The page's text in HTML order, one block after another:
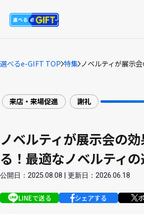
選べるe-GIFT TOP 特集 ノベルティが展示
来店・来場促進 謝礼
ノベルティが展示会の
る！最適なノベルティ
公開日：2025.08.08 | 更新日：2026.06.18
LINEで送る シェアする